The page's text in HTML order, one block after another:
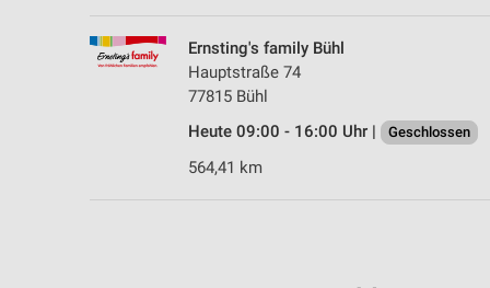
Ernsting's family Bühl
Hauptstraße 74
77815 Bühl
Heute 09:00 - 16:00 Uhr |
Geschlossen
564,41 km